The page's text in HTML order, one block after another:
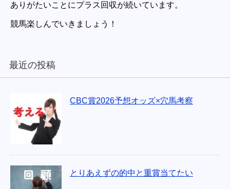
ありがたいことにプラス回収が続いています。
競馬楽しんでいきましょう！
最近の投稿
CBC賞2026予想オッズ×穴馬考察
とりあえずの的中と重賞当てたい